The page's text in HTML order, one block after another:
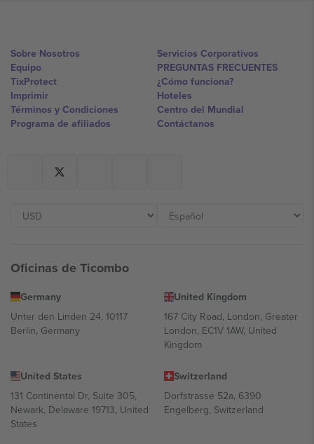
Sobre Nosotros
Equipo
TixProtect
Imprimir
Términos y Condiciones
Programa de afiliados
Servicios Corporativos
PREGUNTAS FRECUENTES
¿Cómo funciona?
Hoteles
Centro del Mundial
Contáctanos
Oficinas de Ticombo
Germany
Unter den Linden 24, 10117
Berlin, Germany
United Kingdom
167 City Road, London, Greater
London, EC1V 1AW, United
Kingdom
United States
131 Continental Dr, Suite 305,
Newark, Delaware 19713, United
States
Switzerland
Dorfstrasse 52a, 6390
Engelberg, Switzerland